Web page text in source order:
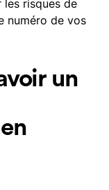
risques de
numéro de vos
un